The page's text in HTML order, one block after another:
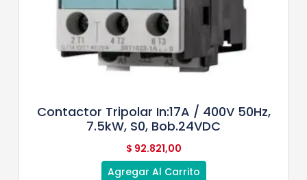
Contactor Tripolar In:17A / 400V 50Hz,
7.5kW, S0, Bob.24VDC
$ 92.821,00
Agregar Al Carrito